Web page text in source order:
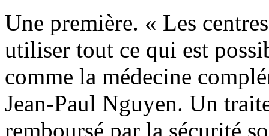
Une première. « Les
utiliser tout ce qui est
comme la médecine
Jean-Paul Nguyen. Un
remboursé par la sécurité